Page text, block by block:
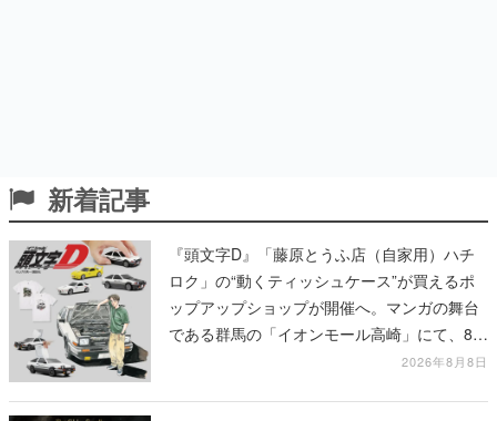
新着記事
『頭文字D』「藤原とうふ店（自家用）ハチ
ロク」の“動くティッシュケース”が買えるポ
ップアップショップが開催へ。マンガの舞台
である群馬の「イオンモール高崎」にて、8月
11日から8月20日までの期間限定で開催予定
2026年8月8日